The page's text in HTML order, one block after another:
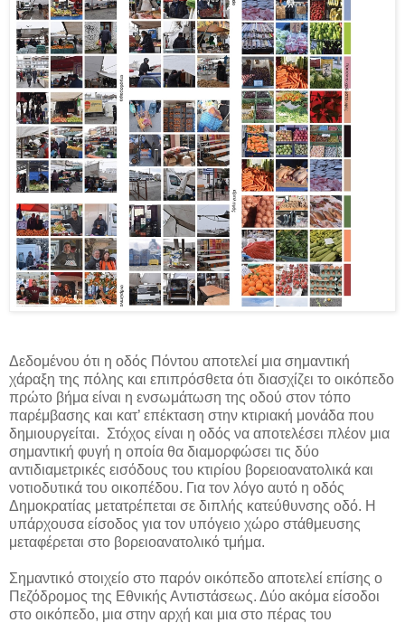
Δεδομένου ότι η οδός Πόντου αποτελεί μια σημαντική
χάραξη της πόλης και επιπρόσθετα ότι διασχίζει το οικόπεδο
πρώτο βήμα είναι η ενσωμάτωση της οδού στον τόπο
παρέμβασης και κατ’ επέκταση στην κτιριακή μονάδα που
δημιουργείται. Στόχος είναι η οδός να αποτελέσει πλέον μια
σημαντική φυγή η οποία θα διαμορφώσει τις δύο
αντιδιαμετρικές εισόδους του κτιρίου βορειοανατολικά και
νοτιοδυτικά του οικοπέδου. Για τον λόγο αυτό η οδός
Δημοκρατίας μετατρέπεται σε διπλής κατεύθυνσης οδό. H
υπάρχουσα είσοδος για τον υπόγειο χώρο στάθμευσης
μεταφέρεται στο βορειοανατολικό τμήμα.
Σημαντικό στοιχείο στο παρόν οικόπεδο αποτελεί επίσης ο
Πεζόδρομος της Εθνικής Αντιστάσεως. Δύο ακόμα είσοδοι
στο οικόπεδο, μια στην αρχή και μια στο πέρας του